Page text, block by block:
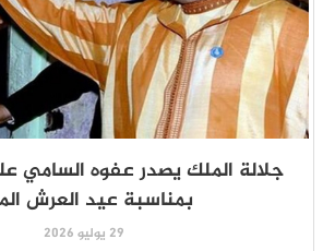
بمناسبة عيد العرش
29 يوليو 2026